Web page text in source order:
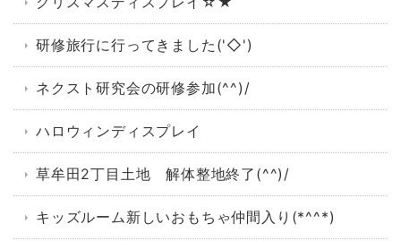
研修旅行に行ってきました('◇')ゞ
ネクスト研究会の研修参加(^^)/
ハロウィンディスプレイ
草牟田2丁目土地 解体整地終了(^^)/
キッズルーム新しいおもちゃ仲間入り(*^^*)